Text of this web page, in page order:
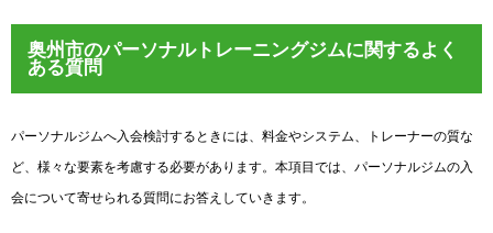
奥州市のパーソナルトレーニングジムに関するよく
ある質問
パーソナルジムへ入会検討するときには、料金やシステム、トレーナーの質な
ど、様々な要素を考慮する必要があります。本項目では、パーソナルジムの入
会について寄せられる質問にお答えしていきます。